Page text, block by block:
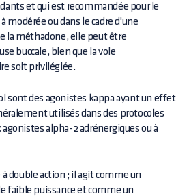
et qui est recommandée pour le
modérée ou dans le cadre d'une
la méthadone, elle peut être
buccale, bien que la voie
soit privilégiée.
sont des agonistes kappa ayant un effet
utilisés dans des protocoles
alpha-2 adrénergiques ou à
double action ; il agit comme un
faible puissance et comme un